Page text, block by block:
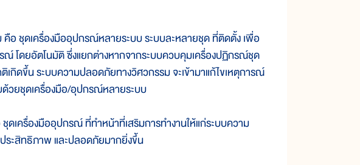
ครื่องมืออุปกรณ์หลายระบบ ระบบละหลายชุด ที่ติดตั้ง เพื่อ
ณ์ โดยอัตโนมัติ ซึ่งแยกต่างหากจากระบบควบคุมเครื่องปฏิกรณ์ชุด
กิดขึ้น ระบบความปลอดภัยทางวิศวกรรม จะเข้ามาแก้ไขเหตุการณ์
วยชุดเครื่องมือ/อุปกรณ์หลายระบบ
งมืออุปกรณ์ ที่ทำหน้าที่เสริมการทำงานให้แก่ระบบความ
ระสิทธิภาพ และปลอดภัยมากยิ่งขึ้น